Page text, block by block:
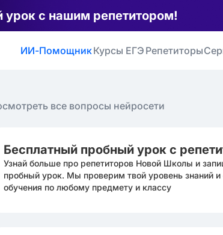
урок с нашим репетитором!
ИИ-ПомощникКурсы ЕГЭ Репетиторы
все вопросы нейросети
Бесплатный пробный урок с
Узнай больше про репетиторов Новой Школы и
пробный урок. Мы проверим твой уровень знаний и
обучения по любому предмету и классу